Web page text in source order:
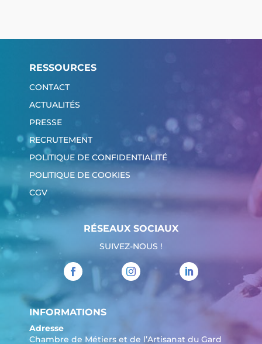
RESSOURCES
CONTACT
ACTUALITÉS
PRESSE
RECRUTEMENT
POLITIQUE DE CONFIDENTIALITÉ
POLITIQUE DE COOKIES
CGV
RÉSEAUX SOCIAUX
SUIVEZ-NOUS !
INFORMATIONS
Adresse
Chambre de Métiers et de l’Artisanat du Gard